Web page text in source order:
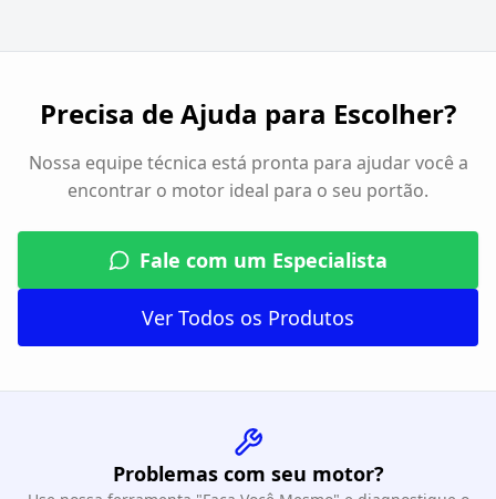
Precisa de Ajuda para Escolher?
Nossa equipe técnica está pronta para ajudar você a
encontrar o motor ideal para o seu portão.
Fale com um Especialista
Ver Todos os Produtos
Problemas com seu motor?